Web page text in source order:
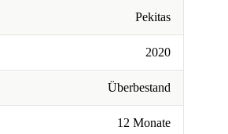
Pekitas
2020
Überbestand
12 Monate